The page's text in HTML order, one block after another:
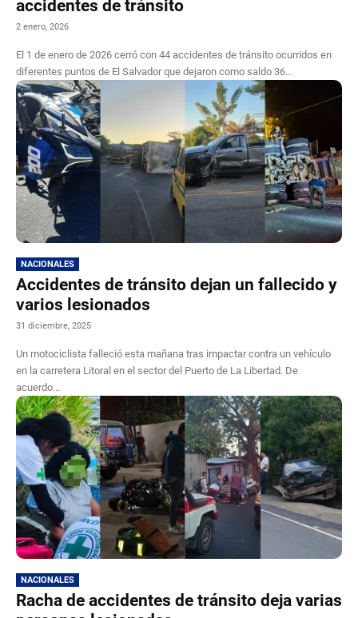
accidentes de tránsito
2 enero, 2026
El 1 de enero de 2026 cerró con 44 accidentes de tránsito ocurridos en
diferentes puntos de El Salvador que dejaron como saldo 36...
NACIONALES
Accidentes de tránsito dejan un fallecido y
varios lesionados
31 diciembre, 2025
Un motociclista falleció esta mañana tras impactar contra un vehículo
en la carretera Litoral en el sector del Puerto de La Libertad. De
acuerdo...
NACIONALES
Racha de accidentes de tránsito deja varias